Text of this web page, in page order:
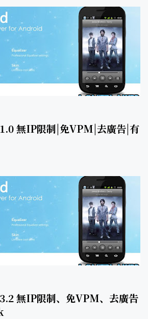
無IP限制|免VPM|去廣告|有
無IP限制、免VPM、去廣告